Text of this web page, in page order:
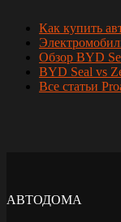
Как купить
Обзор BYD
BYD Seal vs
Все статьи
АВТОДОМА